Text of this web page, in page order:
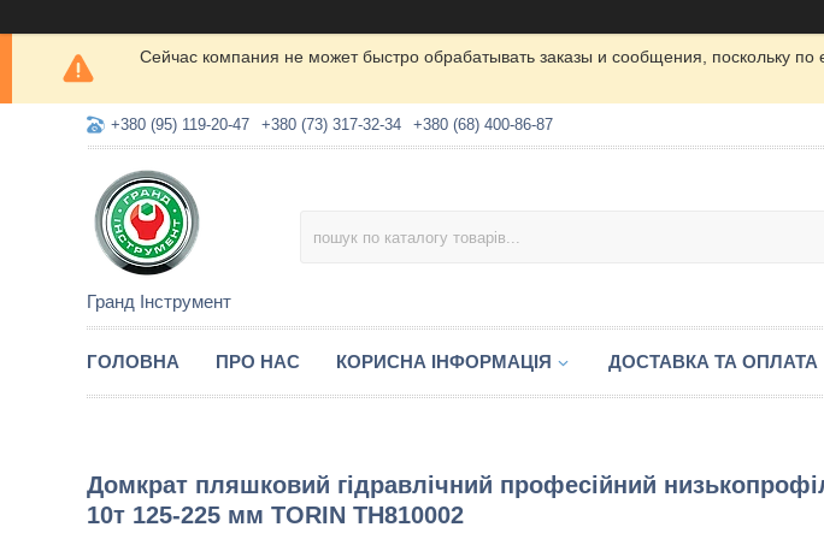
Сейчас компания не может быстро обрабатывать заказы и сообщения, поскольку
+380 (95) 119-20-47 +380 (73) 317-32-34 +380 (68) 400-86-87
Гранд Інструмент
ГОЛОВНА ПРО НАС КОРИСНА ІНФОРМАЦІЯ ДОСТАВКА ТА ОПЛАТА
Домкрат пляшковий гідравлічний професійний
10т 125-225 мм TORIN TH810002